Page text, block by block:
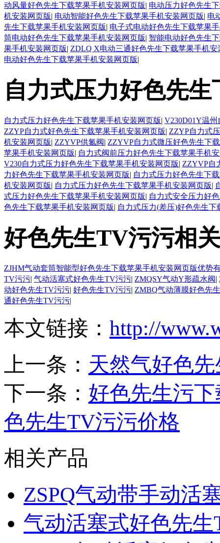
动风量好色先生下载苹果手机安装网页版| 电动压力好色先生
机安装网页版| 电动智能好色先生下载苹果手机安装网页版| 电
先生下载苹果手机安装网页版| 电子式电动好色先生下载苹果
筒电动好色先生下载苹果手机安装网页版| 智能电动好色先生
果手机安装网页版| ZDLQ X电动三通好色先生下载苹果手机安
电动好色先生下载苹果手机安装网页版|
自力式压力好色先
自力式压力好色先生下载苹果手机安装网页版| V230D01Y温
ZZYP自力式好色先生下载苹果手机安装网页版| ZZYP自力式
机安装网页版| ZZYVP供氮阀| ZZYVP自力式微压好色先生下
苹果手机安装网页版| 自力式阀前压力好色先生下载苹果手机
V230自力式压力好色先生下载苹果手机安装网页版| ZZYVP自
力好色先生下载苹果手机安装网页版| 自力式压力好色先生下
机安装网页版| 自力式压力好色先生下载苹果手机安装网页版|
式压力好色先生下载苹果手机安装网页版| 自力式安全压力好
色先生下载苹果手机安装网页版| 自力式压力(差压)好色先生
好色先生TV污污相
ZJHM气动套筒智能型好色先生下载苹果手机安装网页版优势
TV污污| 气动活塞式好色先生TV污污| ZMQSY气动Y形疏水阀|
动好色先生TV污污| 好色先生TV污污| ZMBQ气动薄膜好色先
通好色先生TV污污|
本文链接： http://
上一条： 天然气好色
下一条： 好色先生污
色先生TV污污价格
相关产品
ZSPQ气动带手动活
气动活塞式好色先